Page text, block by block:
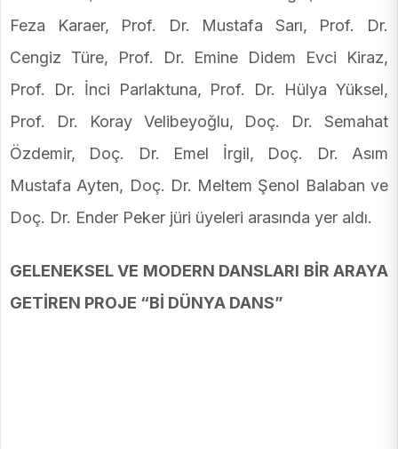
Feza Karaer, Prof. Dr. Mustafa Sarı, Prof. Dr.
Cengiz Türe, Prof. Dr. Emine Didem Evci Kiraz,
Prof. Dr. İnci Parlaktuna, Prof. Dr. Hülya Yüksel,
Prof. Dr. Koray Velibeyoğlu, Doç. Dr. Semahat
Özdemir, Doç. Dr. Emel İrgil, Doç. Dr. Asım
Mustafa Ayten, Doç. Dr. Meltem Şenol Balaban ve
Doç. Dr. Ender Peker jüri üyeleri arasında yer aldı.
GELENEKSEL VE MODERN DANSLARI BİR ARAYA
GETİREN PROJE “Bİ DÜNYA DANS”